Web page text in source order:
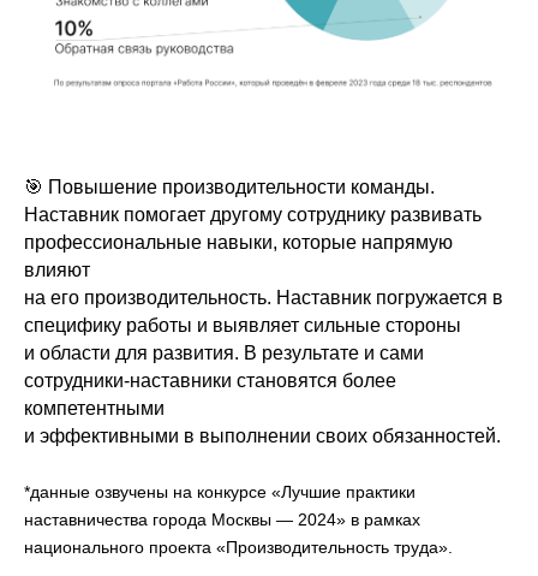
🎯 Повышение производительности команды.
Наставник помогает другому сотруднику развивать
профессиональные навыки, которые напрямую
влияют
на его производительность. Наставник погружается в
специфику работы и выявляет сильные стороны
и области для развития. В результате и сами
сотрудники-наставники становятся более
компетентными
и эффективными в выполнении своих обязанностей.
*данные озвучены на конкурсе «Лучшие практики
наставничества города Москвы — 2024» в рамках
национального проекта «Производительность труда».